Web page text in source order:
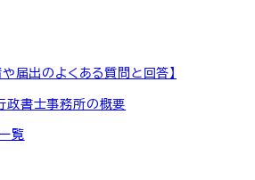
届出のよくある質問と回答】
政書士事務所の概要
覧